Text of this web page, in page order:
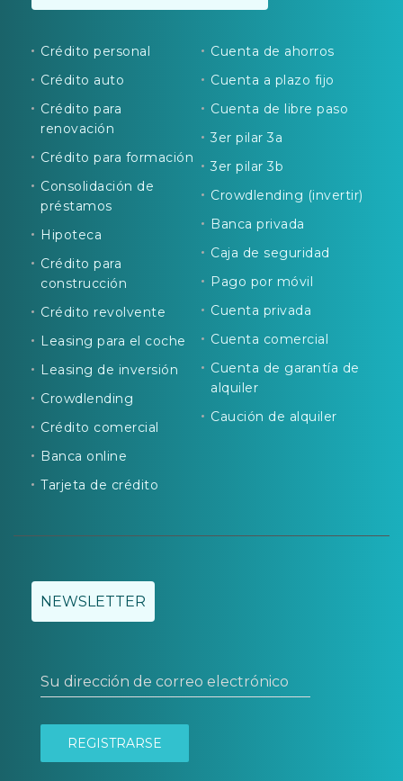
Crédito personal
Crédito auto
Crédito para
renovación
Crédito para formación
Consolidación de
préstamos
Hipoteca
Crédito para
construcción
Crédito revolvente
Leasing para el coche
Leasing de inversión
Crowdlending
Crédito comercial
Banca online
Tarjeta de crédito
Cuenta de ahorros
Cuenta a plazo fijo
Cuenta de libre paso
3er pilar 3a
3er pilar 3b
Crowdlending (invertir)
Banca privada
Caja de seguridad
Pago por móvil
Cuenta privada
Cuenta comercial
Cuenta de garantía de
alquiler
Caución de alquiler
NEWSLETTER
Su dirección de correo electrónico
REGISTRARSE